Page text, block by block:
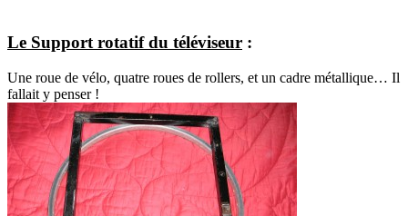
Le Support rotatif du téléviseur :
Une roue de vélo, quatre roues de rollers, et un cadre métallique… Il
fallait y penser !